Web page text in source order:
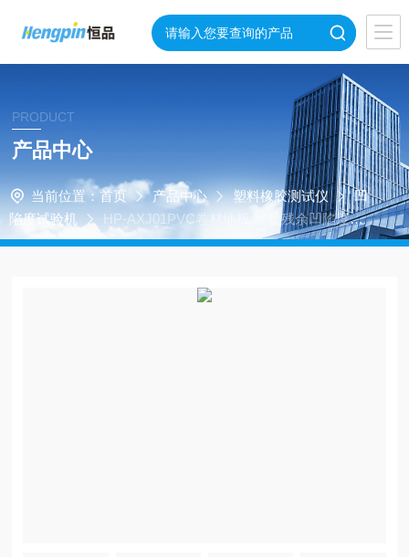
PRODUCT
产品中心
当前位置： 首页 产品中心 塑料橡胶测试仪
凹
陷度试验机
HP-AXJ01PVC卷材地板 地板残余凹陷度试
验仪恒品生产